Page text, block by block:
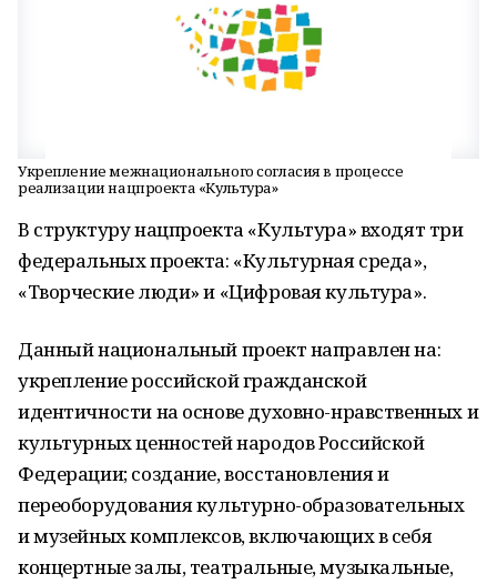
Укрепление межнационального согласия в процессе
реализации нацпроекта «Культура»
В структуру нацпроекта «Культура» входят три
федеральных проекта: «Культурная среда»,
«Творческие люди» и «Цифровая культура».
Данный национальный проект направлен на:
укрепление российской гражданской
идентичности на основе духовно-нравственных и
культурных ценностей народов Российской
Федерации; создание, восстановления и
переоборудования культурно-образовательных
и музейных комплексов, включающих в себя
концертные залы, театральные, музыкальные,